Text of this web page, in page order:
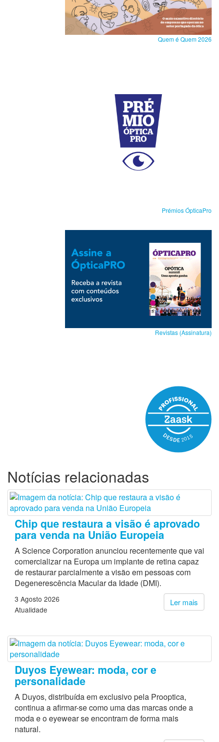
Quem é Quem 2026
Prémios ÓpticaPro
Revistas (Assinatura)
Notícias relacionadas
Chip que restaura a visão é aprovado
para venda na União Europeia
A Science Corporation anunciou recentemente que vai
comercializar na Europa um implante de retina capaz
de restaurar parcialmente a visão em pessoas com
Degenerescência Macular da Idade (DMI).
Ler mais
3 Agosto 2026
Atualidade
Duyos Eyewear: moda, cor e
personalidade
A Duyos, distribuída em exclusivo pela Prooptica,
continua a afirmar-se como uma das marcas onde a
moda e o eyewear se encontram de forma mais
natural.